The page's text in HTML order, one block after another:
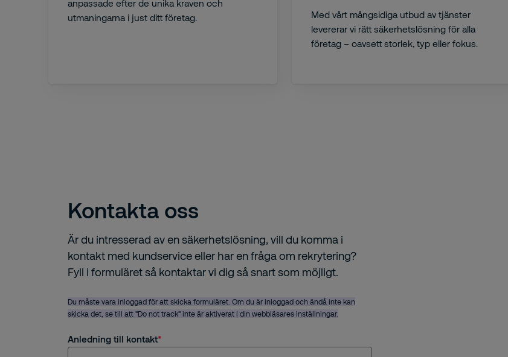
anpassade efter de unika kraven och
utmaningarna i just ditt företag.
Med vårt mångsidiga utbud av tjänster
levererar vi rätt säkerhetslösning för alla
företag – oavsett storlek, typ eller fokus.
Kontakta oss
Är du intresserad av en säkerhetslösning, vill du komma i
kontakt med kundservice eller har en fråga om rekrytering?
Fyll i formuläret så kontaktar vi dig så snart som möjligt.
Du måste vara inloggad för att skicka formuläret. Om du är inloggad och ändå inte kan
skicka det, se till att "Do not track" inte är aktiverat i din webbläsares inställningar.
Anledning till kontakt